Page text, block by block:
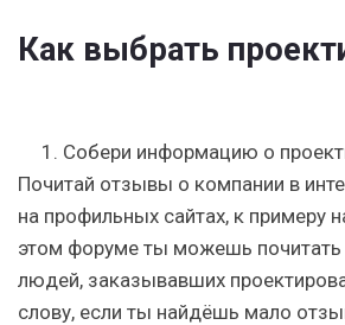
Как выбрать
1. Собери информацию о
Почитай отзывы о компании в
на профильных сайтах, к примеру
этом форуме ты можешь
людей, заказывавших
слову, если ты найдёшь мало